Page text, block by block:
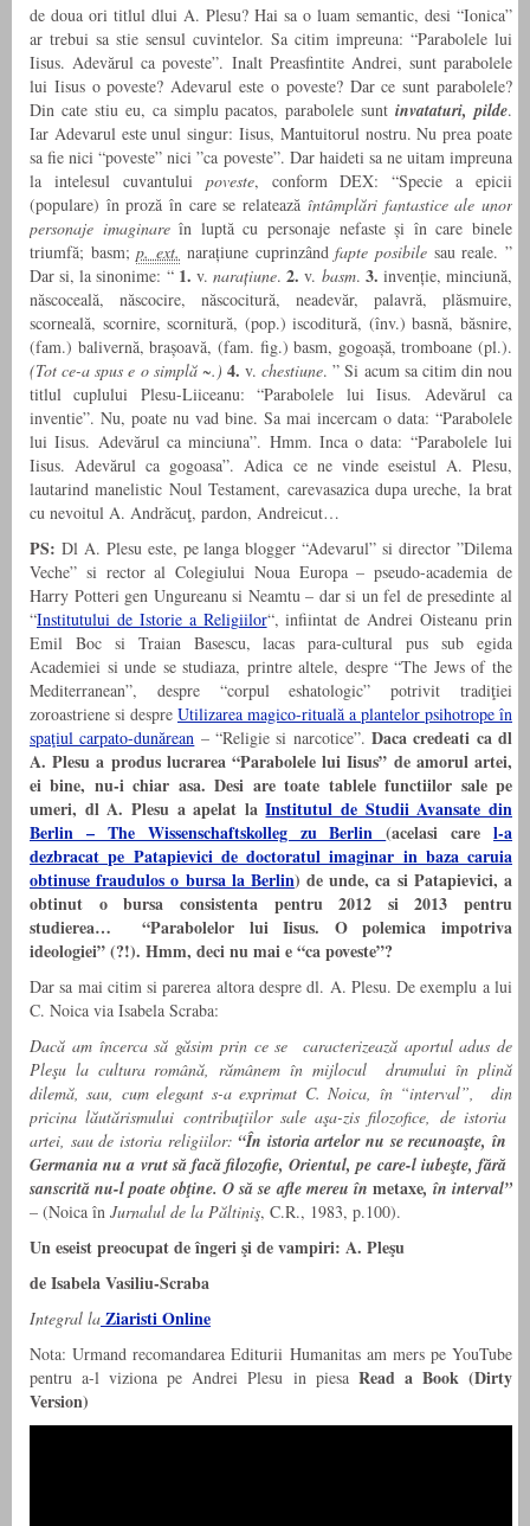
de doua ori titlul dlui A. Plesu? Hai sa o luam semantic, desi “Ionica”
ar trebui sa stie sensul cuvintelor. Sa citim impreuna: “Parabolele lui
Iisus. Adevărul ca poveste”. Inalt Preasfintite Andrei, sunt parabolele
lui Iisus o poveste? Adevarul este o poveste? Dar ce sunt parabolele?
Din cate stiu eu, ca simplu pacatos, parabolele sunt invataturi, pilde.
Iar Adevarul este unul singur: Iisus, Mantuitorul nostru. Nu prea poate
sa fie nici “poveste” nici ”ca poveste”. Dar haideti sa ne uitam impreuna
la intelesul cuvantului poveste, conform DEX: “Specie a epicii
(populare) în proză în care se relatează întâmplări fantastice ale unor
personaje imaginareîn luptă cu personaje nefaste și în care binele
triumfă; basm;p. ext. narațiune cuprinzândfapte posibilesau reale. ”
Dar si, la sinonime: “ 1. v.narațiune.2. v. basm. 3. invenție, minciună,
născoceală, născocire, născocitură, neadevăr, palavră, plăsmuire,
scorneală, scornire, scornitură, (pop.) iscoditură, (înv.) basnă, băsnire,
(fam.) balivernă, brașoavă, (fam. fig.) basm, gogoașă, tromboane (pl.).
(Tot ce-a spus e o simplă ~.) 4. v.chestiune. ” Si acum sa citim din nou
titlul cuplului Plesu-Liiceanu: “Parabolele lui Iisus. Adevărul ca
inventie”. Nu, poate nu vad bine. Sa mai incercam o data: “Parabolele
lui Iisus. Adevărul ca minciuna”. Hmm. Inca o data: “Parabolele lui
Iisus. Adevărul ca gogoasa”. Adica ce ne vinde eseistul A. Plesu,
lautarind manelistic Noul Testament, carevasazica dupa ureche, la brat
cu nevoitul A. Andrăcuţ, pardon, Andreicut…
PS: Dl A. Plesu este, pe langa blogger “Adevarul” si director ”Dilema
Veche” si rector al Colegiului Noua Europa – pseudo-academia de
Harry Potteri gen Ungureanu si Neamtu – dar si un fel de presedinte al
“Institutului de Istorie a Religiilor“, infiintat de Andrei Oisteanu prin
Emil Boc si Traian Basescu, lacas para-cultural pus sub egida
Academiei si unde se studiaza, printre altele, despre “The Jews of the
Mediterranean”, despre “corpul eshatologic” potrivit tradiţiei
zoroastriene si despre Utilizarea magico-rituală a plantelor psihotrope în
spaţiul carpato-dunărean – “Religie si narcotice”.Daca credeati ca dl
A. Plesu a produs lucrarea “Parabolele lui Iisus” de amorul artei,
ei bine, nu-i chiar asa. Desi are toate tablele functiilor sale pe
umeri, dl A. Plesu a apelat laInstitutul de Studii Avansate din
Berlin – The Wissenschaftskolleg zu Berlin(acelasi care l-a
dezbracat pe Patapievici de doctoratul imaginar in baza caruia
obtinuse fraudulos o bursa la Berlin) de unde, ca si Patapievici, a
obtinut o bursa consistenta pentru 2012 si 2013 pentru
studierea… “Parabolelor lui Iisus. O polemica impotriva
ideologiei” (?!). Hmm, deci nu mai e “ca poveste”?
Dar sa mai citim si parerea altora despre dl. A. Plesu. De exemplu a lui
C. Noica via Isabela Scraba:
Dacă am încerca să găsim prin ce se caracterizează aportul adus de
Pleşu la cultura română, rămânem în mijlocul drumului în plină
dilemă, sau, cum elegant s-a exprimat C. Noica, în “interval”, din
pricina lăutărismului contribuţiilor sale aşa-zis filozofice, de istoria
artei, sau de istoria religiilor:“În istoria artelor nu se recunoaşte, în
Germania nu a vrut să facă filozofie, Orientul, pe care-l iubeşte, fără
sanscrită nu-l poate obţine. O să se afle mereu în metaxe, în interval”
– (Noica în Jurnalul de la Păltiniş, C.R., 1983, p.100).
Un eseist preocupat de îngeri şi de vampiri: A. Pleşu
de Isabela Vasiliu-Scraba
Integral la Ziaristi Online
Nota: Urmand recomandarea Editurii Humanitas am mers pe YouTube
pentru a-l viziona pe Andrei Plesu in piesa Read a Book (Dirty
Version)